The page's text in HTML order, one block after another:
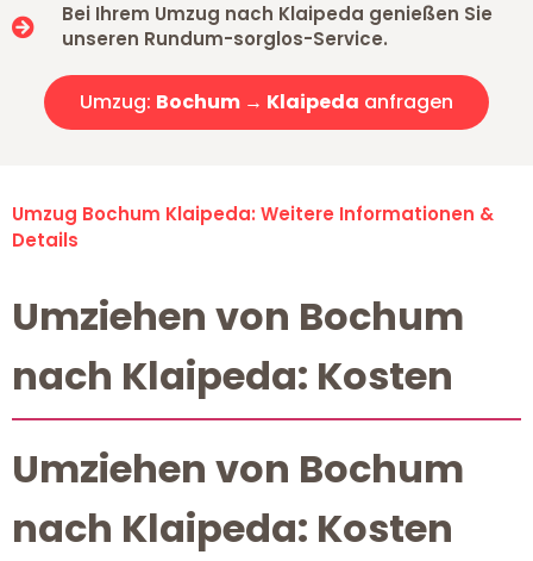
Bei Ihrem Umzug nach Klaipeda genießen Sie
unseren Rundum-sorglos-Service.
Umzug: Bochum → Klaipeda anfragen
Umzug Bochum Klaipeda: Weitere Informationen &
Details
Umziehen von Bochum
nach Klaipeda: Kosten
Umziehen von Bochum
nach Klaipeda: Kosten